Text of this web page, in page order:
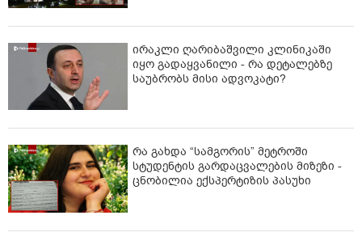
ირაკლი ღარიბაშვილი კლინიკაში
იყო გადაყვანილი - რა დეტალებზე
საუბრობს მისი ადვოკატი?
რა გახდა “სამგორის” მეტროში
სტუდენტის გარდაცვალების მიზეზი -
ცნობილია ექსპერტიზის პასუხი